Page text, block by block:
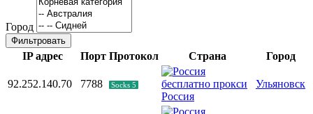
Город
Фильтровать
IP адрес Порт Протокол Страна Город
92.252.140.70 7788 Socks 5
Россия
Ульяновск